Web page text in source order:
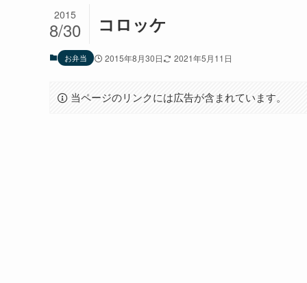
コロッケ
2015
8/30
お弁当 2015年8月30日 2021年5月11日
当ページのリンクには広告が含まれています。